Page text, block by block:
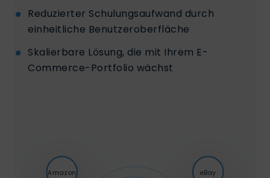
Reduzierter Schulungsaufwand durch
einheitliche Benutzeroberfläche
Skalierbare Lösung, die mit Ihrem E-
Commerce-Portfolio wächst
Amazon eBay